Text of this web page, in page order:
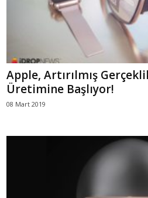
Apple, Artırılmış
Üretimine Başlıyor!
08 Mart 2019